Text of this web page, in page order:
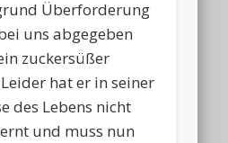
Überforderung
uns abgegeben
zuckersüßer
hat er in seiner
des Lebens nicht
und muss nun